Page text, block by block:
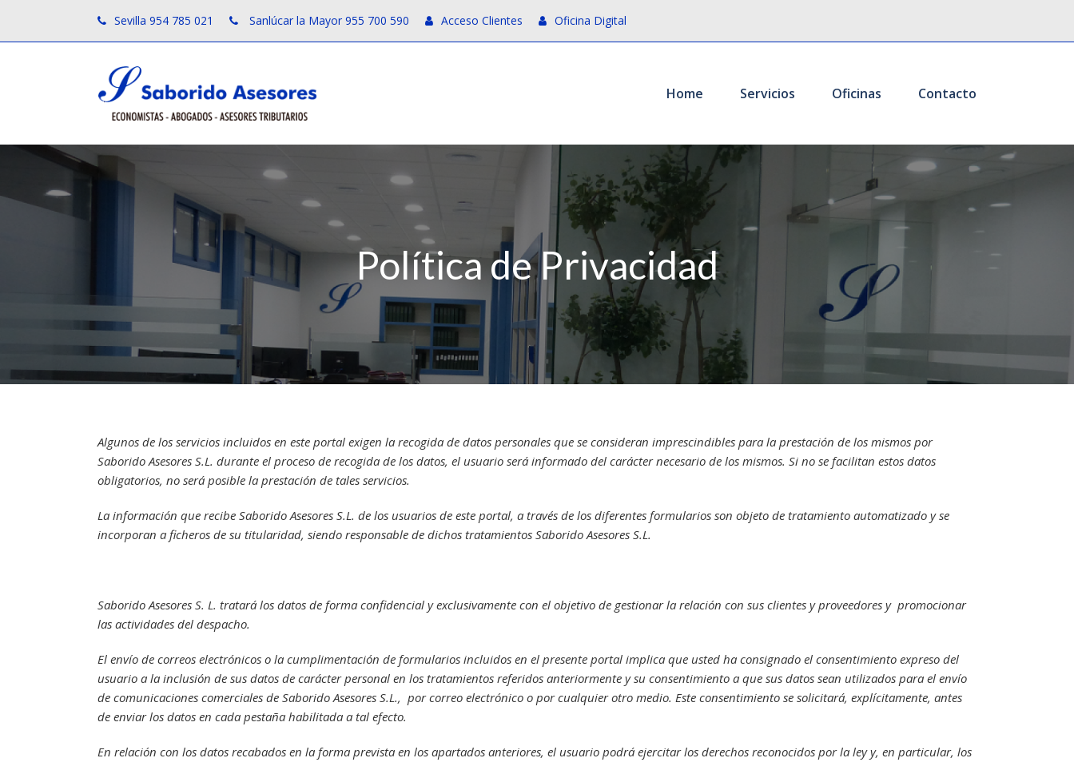
Sevilla 954 785 021 Sanlúcar la Mayor 955 700 590 Acceso Clientes Oficina Digital
Home Servicios Oficinas Contacto
Política de Privacidad
Algunos de los servicios incluidos en este portal exigen la recogida de datos personales que se consideran imprescindibles para la prestación de los mismos por
Saborido Asesores S.L. durante el proceso de recogida de los datos, el usuario será informado del carácter necesario de los mismos. Si no se facilitan estos datos
obligatorios, no será posible la prestación de tales servicios.
La información que recibe Saborido Asesores S.L. de los usuarios de este portal, a través de los diferentes formularios son objeto de tratamiento automatizado y se
incorporan a ficheros de su titularidad, siendo responsable de dichos tratamientos Saborido Asesores S.L.
Saborido Asesores S. L. tratará los datos de forma confidencial y exclusivamente con el objetivo de gestionar la relación con sus clientes y proveedores y promocionar
las actividades del despacho.
El envío de correos electrónicos o la cumplimentación de formularios incluidos en el presente portal implica que usted ha consignado el consentimiento expreso del
usuario a la inclusión de sus datos de carácter personal en los tratamientos referidos anteriormente y su consentimiento a que sus datos sean utilizados para el envío
de comunicaciones comerciales de Saborido Asesores S.L., por correo electrónico o por cualquier otro medio. Este consentimiento se solicitará, explícitamente, antes
de enviar los datos en cada pestaña habilitada a tal efecto.
En relación con los datos recabados en la forma prevista en los apartados anteriores, el usuario podrá ejercitar los derechos reconocidos por la ley y, en particular, los